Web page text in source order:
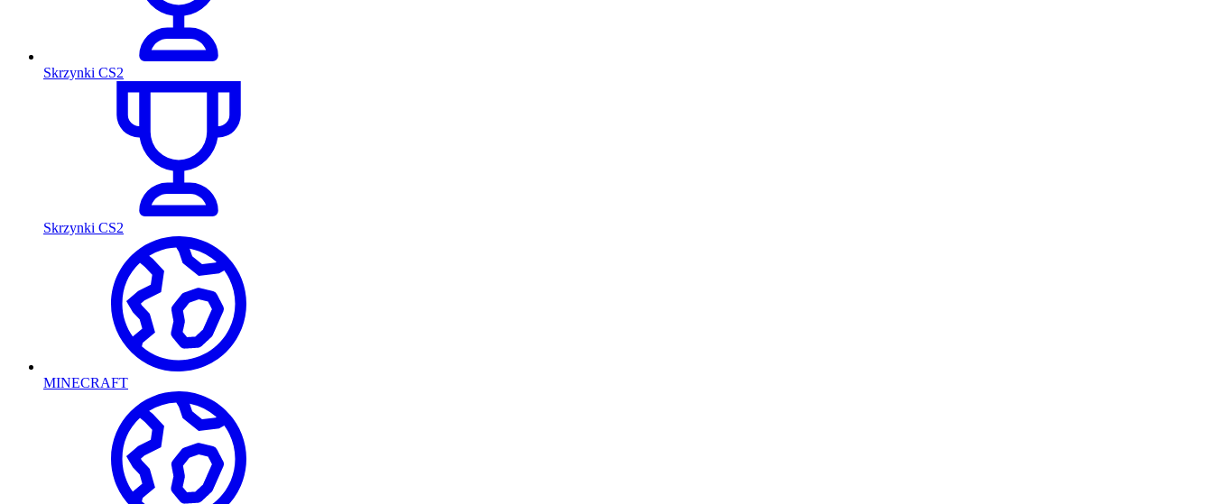
Skrzynki CS2
Skrzynki CS2
MINECRAFT